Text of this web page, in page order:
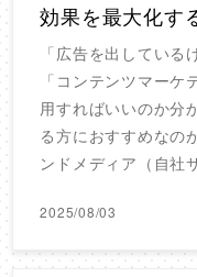
効果を最大化す
「広告を出してい
「コンテンツマー
用すればいいのか分
る方におすすめなの
ンドメディア（自社
2025/08/03